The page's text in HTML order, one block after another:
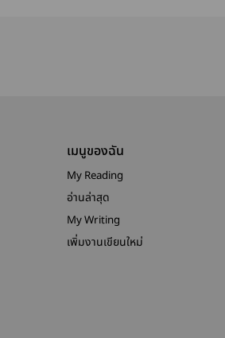
เมนูของฉัน
My Reading
อ่านล่าสุด
My Writing
เพิ่มงานเขียนใหม่